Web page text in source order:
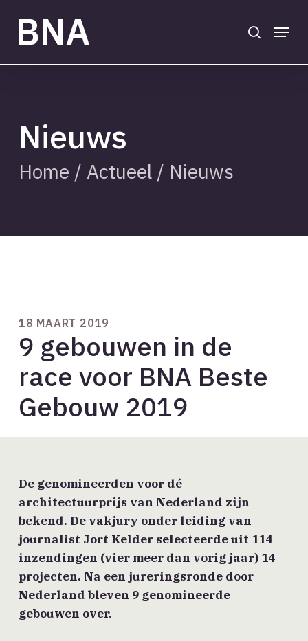
main
Menu
Nieuws
Home / Actueel/ Nieuws
18 MAART 2019
9 gebouwen in de
race voor BNA Beste
Gebouw 2019
De genomineerden voor dé
architectuurprijs van Nederland zijn
bekend. De vakjury onder leiding van
journalist Jort Kelder selecteerde uit 114
inzendingen (vier meer dan vorig jaar) 14
projecten. Na een jureringsronde door
Nederland bleven 9 genomineerde
gebouwen over.
Close